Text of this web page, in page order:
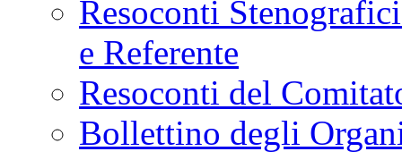
Resoconti
e Referente
Resoconti del
Bollettino degli